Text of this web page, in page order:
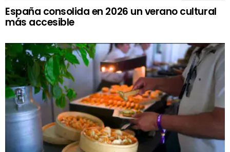
España consolida en 2026 un verano cultural
más accesible